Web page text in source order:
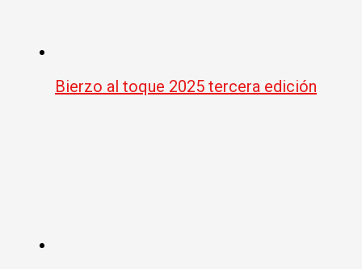
Bierzo al toque 2025 tercera edición